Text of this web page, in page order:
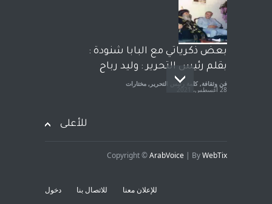
بعض ذكرياتي مع البابا شنودة :
بقلم رئيس التحرير : وليد رباح
فن وثقافة, كلمة رئيس التحرير , مختارات
28 أغسطس، 2021
للأعلى
Copyright ©ArabVoice | ByWebTix
للإعلان معنا للاتصال بنا دخول